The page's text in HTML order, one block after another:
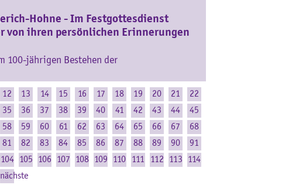
Hohne - Im Festgottesdienst
von ihren persönlichen Erinnerungen
100-jährigen Bestehen der
12 13 14 15 16 17 18 19 20 21
22
35 36 37 38 39 40 41 42 43 44
45
58 59 60 61 62 63 64 65 66 67
68
81 82 83 84 85 86 87 88 89 90
91
104 105 106 107 108 109 110 111 112 113
114
nächste